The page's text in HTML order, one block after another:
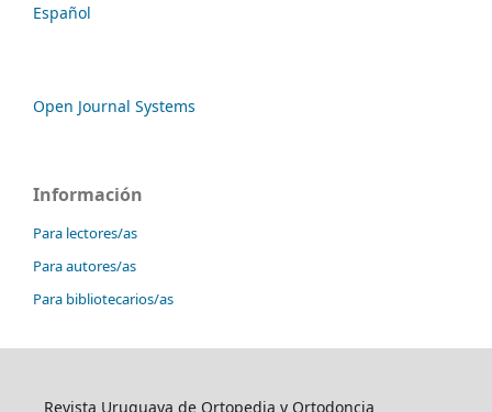
Español
Open Journal Systems
Información
Para lectores/as
Para autores/as
Para bibliotecarios/as
Revista Uruguaya de Ortopedia y Ortodoncia